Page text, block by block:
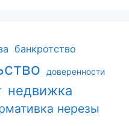
банкротство
доверенности
недвижка
нерезы